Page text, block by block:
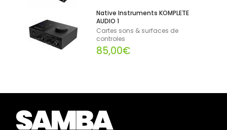
Native Instruments KOMPLETE
AUDIO 1
Cartes sons & surfaces de
controles
85,00€